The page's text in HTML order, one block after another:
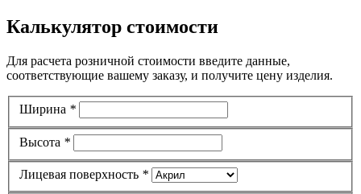
Калькулятор стоимости
Для расчета розничной стоимости введите данные,
соответствующие вашему заказу, и получите цену изделия.
Ширина *
Высота *
Лицевая поверхность *